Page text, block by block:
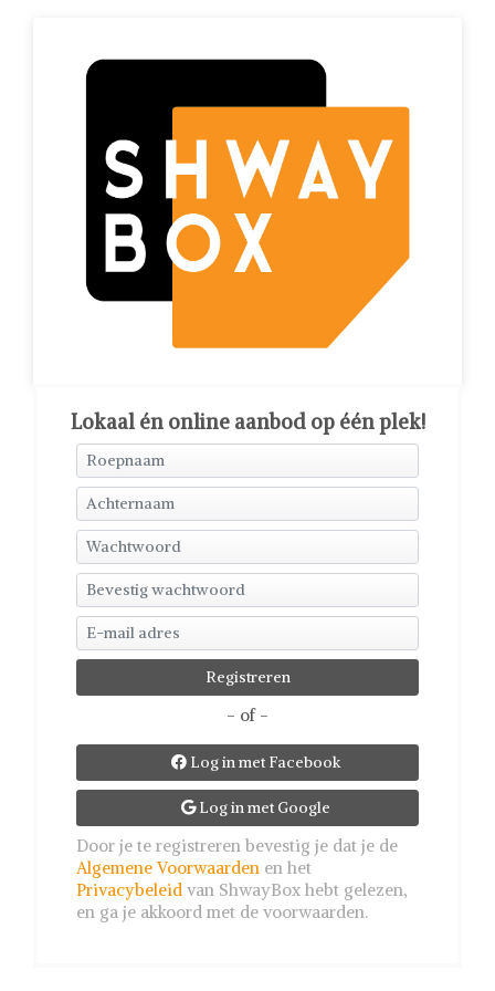
Lokaal én online aanbod op één plek!
- of -
Log in met Facebook
Log in met Google
Door je te registreren bevestig je dat je de
Algemene Voorwaarden en het
Privacybeleid van ShwayBox hebt gelezen,
en ga je akkoord met de voorwaarden.